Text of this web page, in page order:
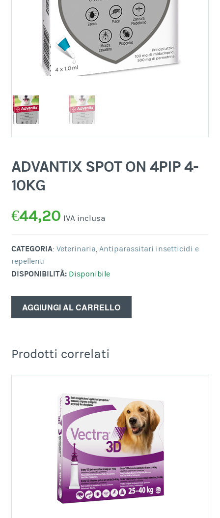
ADVANTIX SPOT ON 4PIP 4-
10KG
€44,20 IVA inclusa
CATEGORIA: Veterinaria, Antiparassitari insetticidi e
repellenti
DISPONIBILITÀ: Disponibile
AGGIUNGI AL CARRELLO
Prodotti correlati